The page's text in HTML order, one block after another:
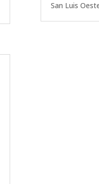
San Luis